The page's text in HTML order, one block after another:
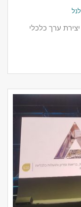
ערך כלכלי